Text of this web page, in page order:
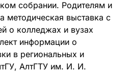
собрании. Родителям и
методическая выставка с
о колледжах и вузах
информации о
в региональных и
АлтГТУ им. И. И.